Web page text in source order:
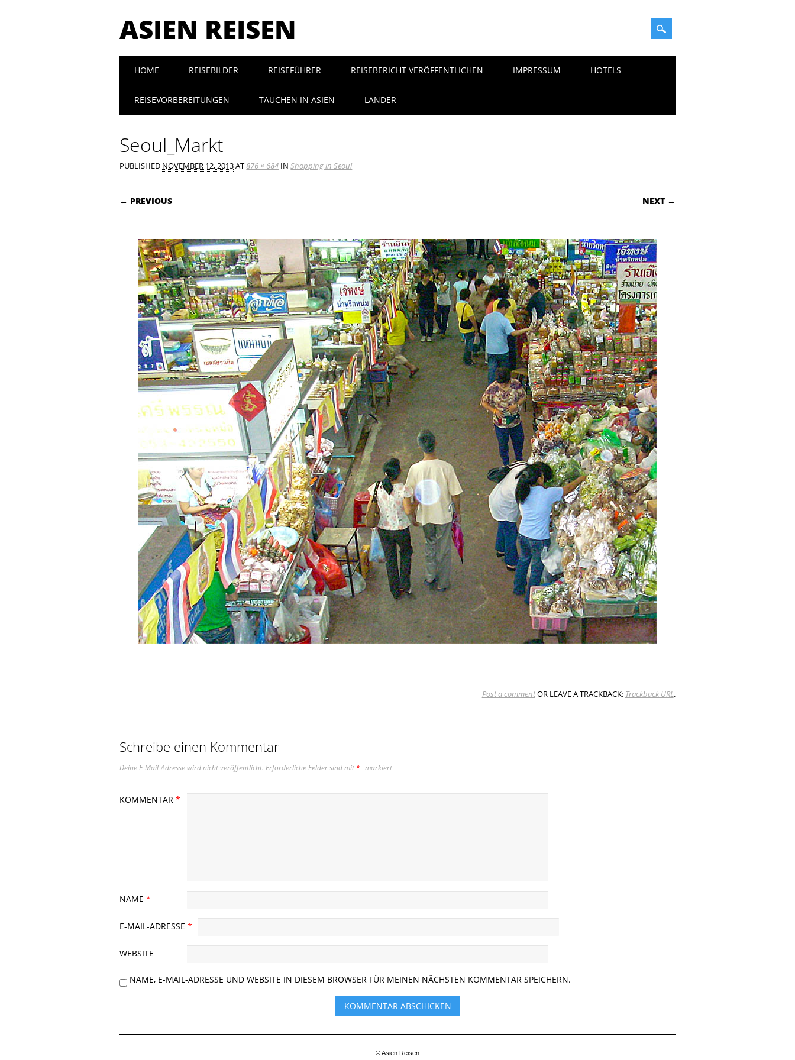
ASIEN REISEN
Main menu
HOME REISEBILDER REISEFÜHRER REISEBERICHT VERÖFFENTLICHEN IMPRESSUM HOTELS
REISEVORBEREITUNGEN TAUCHEN IN ASIEN LÄNDER
Seoul_Markt
PUBLISHED NOVEMBER 12, 2013AT876 × 684 INShopping in Seoul
← PREVIOUS NEXT →
Post a commentOR LEAVE A TRACKBACK: Trackback URL.
Schreibe einen Kommentar
Deine E-Mail-Adresse wird nicht veröffentlicht. Erforderliche Felder sind mit * markiert
KOMMENTAR*
NAME*
E-MAIL-ADRESSE*
WEBSITE
NAME, E-MAIL-ADRESSE UND WEBSITE IN DIESEM BROWSER FÜR MEINEN NÄCHSTEN KOMMENTAR SPEICHERN.
© Asien Reisen